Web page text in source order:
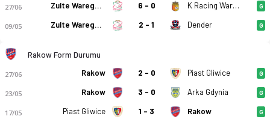
27/06 Zulte Waregem 6 - 0 K Racing Waregem G
09/05 Zulte Waregem 2 - 1 Dender G
Rakow Form Durumu
27/06 Rakow 2 - 0 Piast Gliwice G
23/05 Rakow 3 - 0 Arka Gdynia G
17/05 Piast Gliwice 1 - 3 Rakow G